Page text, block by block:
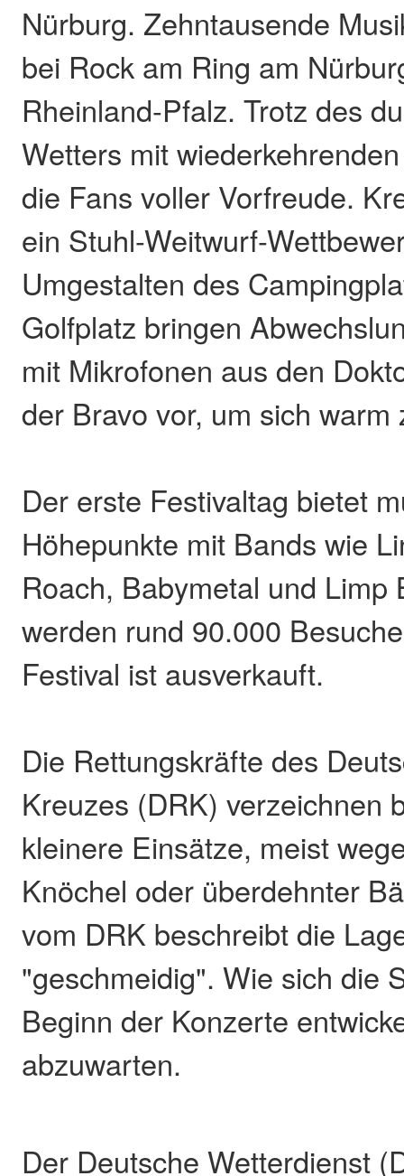
Nürburg. Zehntausende
bei Rock am Ring am
Rheinland-Pfalz. Trotz des
Wetters mit
die Fans voller Vorfreude.
ein Stuhl-Weitwurf-
Umgestalten des
Golfplatz bringen
mit Mikrofonen aus den
der Bravo vor, um sich warm
Der erste Festivaltag bietet
Höhepunkte mit Bands wie
Roach, Babymetal und Limp
werden rund 90.000
Festival ist ausverkauft.
Die Rettungskräfte des
Kreuzes (DRK) verzeichnen
kleinere Einsätze, meist
Knöchel oder überdehnter
vom DRK beschreibt die
"geschmeidig". Wie sich die
Beginn der Konzerte
abzuwarten.
Der Deutsche Wetterdienst